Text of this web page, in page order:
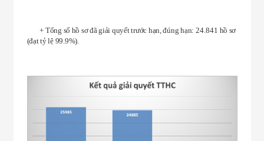
+ Tổng số hồ sơ đã giải quyết trước hạn, đúng hạn: 24.841 hồ sơ
(đạt tỷ lệ 99.9%).